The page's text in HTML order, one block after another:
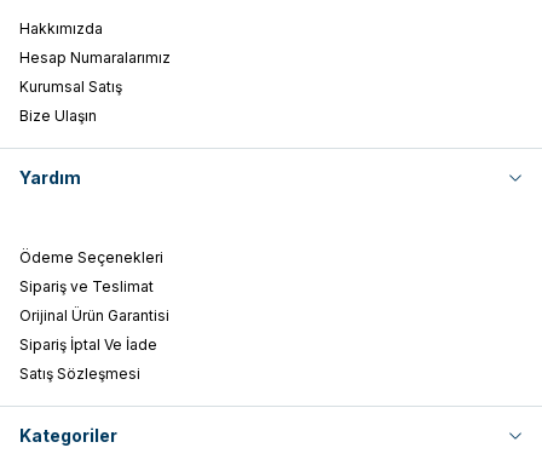
Hakkımızda
Hesap Numaralarımız
Kurumsal Satış
Bize Ulaşın
Yardım
Ödeme Seçenekleri
Sipariş ve Teslimat
Orijinal Ürün Garantisi
Sipariş İptal Ve İade
Satış Sözleşmesi
Kategoriler